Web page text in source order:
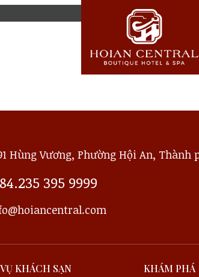
Hùng Vương, Phường Hội An, Thành
395 9999
KHÁCH SẠN KHÁM PHÁ